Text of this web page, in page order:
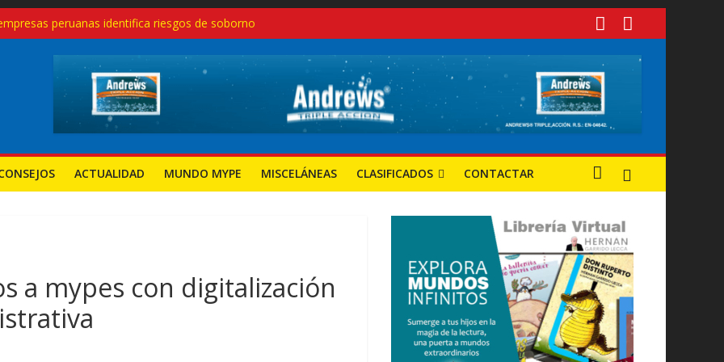
peruanas identifica riesgos de soborno
modernas, no con recetas del pasado
crecen 27.3% en el primer trimestre de 2025: ¿Qué sectores tuvieron mayor progreso?
en el Perú, pero también aumentan los cierres: desafíos y oportunidades
nuevas mypes: ¿seguirá el camino del régimen agrario?
ACTUALIDAD MUNDO MYPE MISCELÁNEAS CLASIFICADOS CONTACTAR
a mypes con digitalización